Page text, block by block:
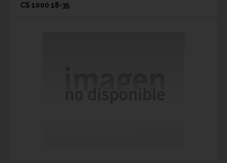
CS 1000 18-35